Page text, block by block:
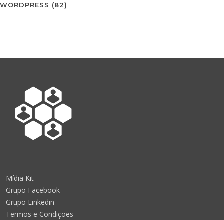
WORDPRESS (82)
Mídia Kit
Grupo Facebook
Grupo Linkedin
Termos e Condições